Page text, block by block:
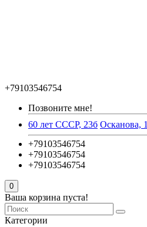
+79103546754
Позвоните мне!
60 лет СССР, 23б Осканова, 1
+79103546754
+79103546754
+79103546754
0
Ваша корзина пуста!
Категории